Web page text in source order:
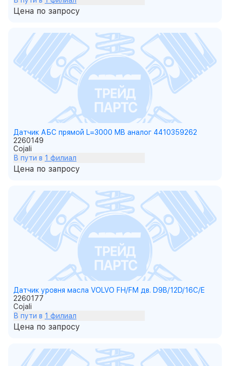
Цена по запросу
Датчик АБС прямой L=3000 MB аналог 4410359262
2260149
Cojali
В пути в 1 филиал
Цена по запросу
Датчик уровня масла VOLVO FH/FM дв. D9B/12D/16C/E
2260177
Cojali
В пути в 1 филиал
Цена по запросу